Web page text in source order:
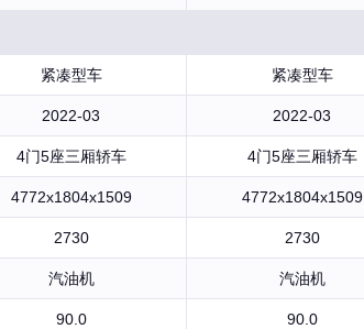
紧凑型车 紧凑型车
2022-03 2022-03
4门5座三厢轿车 4门5座三厢轿车
4772x1804x1509 4772x1804x1509
2730 2730
汽油机 汽油机
90.0 90.0